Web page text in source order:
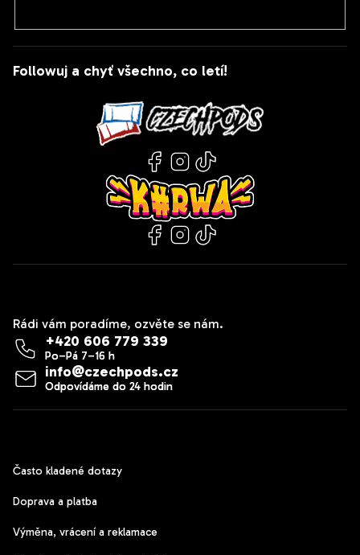
Followuj a chyť všechno, co letí!
Rádi vám poradíme, ozvěte se nám.
info@czechpods.cz
+420 606 779 339
Často kladené dotazy
Doprava a platba
Výměna, vrácení a reklamace